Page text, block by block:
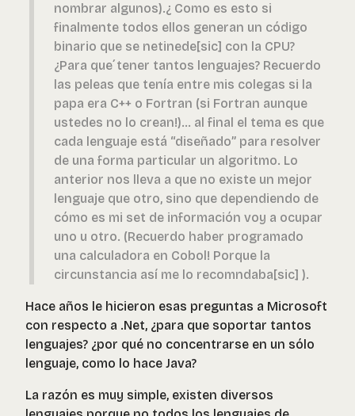
nombrar algunos).¿ Como es esto si
finalmente todos ellos generan un código
binario que se netinede[sic] con la CPU?
¿Para que´tener tantos lenguajes? Recuerdo
las peleas que tenía entre mis colegas si la
papa era C++ o Fortran (si Fortran aunque
ustedes no lo crean!)… al final el tema es que
cada lenguaje está “diseñado” para resolver
de una forma particular un algoritmo. Lo
anterior nos lleva a que no existe un mejor
lenguaje que otro, sino que dependiendo de
cómo es mi set de información voy a ocupar
uno u otro. (Recuerdo haber programado
una calculadora en Cobol! Porque la
circunstancia así me lo recomndaba[sic] ).
Hace años le hicieron esas preguntas a Microsoft
con respecto a .Net, ¿para que soportar tantos
lenguajes? ¿por qué no concentrarse en un sólo
lenguaje, como lo hace Java?
La razón es muy simple, existen diversos